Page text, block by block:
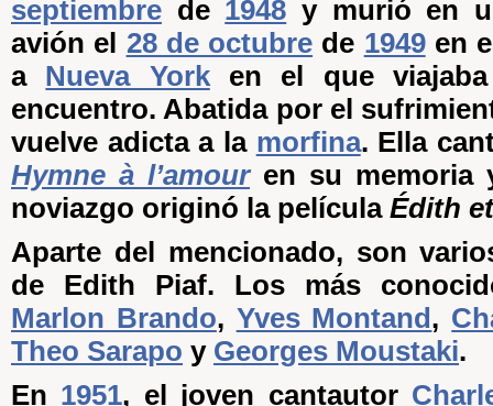
septiembre de 1948 y murió en
avión el 28 de octubre de 1949en
a Nueva Yorken el que
encuentro. Abatida por el
vuelve adicta a la morfina. Ella
Hymne à l’amouren su memoria
noviazgo originó la película Édith
Aparte del mencionado, son
de Edith Piaf. Los más
Marlon Brando, Yves Montand ,
Theo Sarapo y Georges Moustaki.
En 1951, el joven cantautor